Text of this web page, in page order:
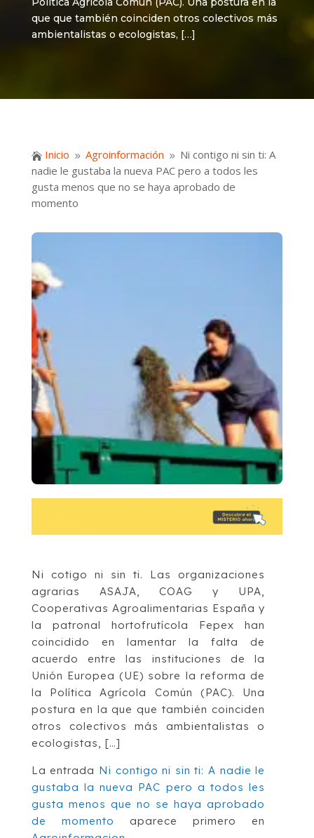
que que también coinciden otros colectivos más
ambientalistas o ecologistas, […]
 Inicio 9 Agroinformación 9 Ni contigo ni sin ti: A
nadie le gustaba la nueva PAC pero a todos les
gusta menos que no se haya aprobado de
momento
Ni cotigo ni sin ti. Las organizaciones
agrarias ASAJA, COAG y UPA,
Cooperativas Agroalimentarias España y
la patronal hortofrutícola Fepex han
coincidido en lamentar la falta de
acuerdo entre las instituciones de la
Unión Europea (UE) sobre la reforma de
la Política Agrícola Común (PAC). Una
postura en la que que también coinciden
otros colectivos más ambientalistas o
ecologistas, […]
La entrada Ni contigo ni sin ti: A nadie le
gustaba la nueva PAC pero a todos les
gusta menos que no se haya aprobado
de momento
aparece primero en